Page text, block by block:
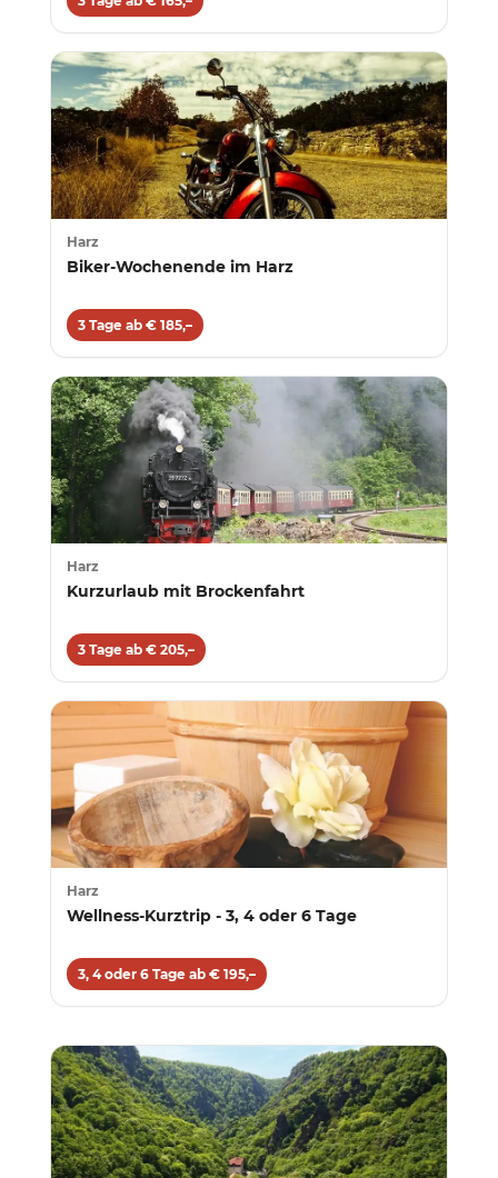
Harz
Biker-Wochenende im Harz
3 Tage ab € 185,–
Harz
Kurzurlaub mit Brockenfahrt
3 Tage ab € 205,–
Harz
Wellness-Kurztrip - 3, 4 oder 6 Tage
3, 4 oder 6 Tage ab € 195,–